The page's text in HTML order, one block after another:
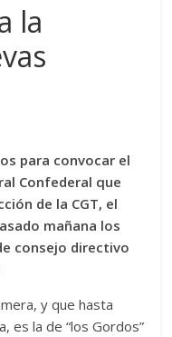
la
para convocar el
Confederal que
de la CGT, el
mañana los
consejo directivo
y que hasta
es la de “los Gordos”